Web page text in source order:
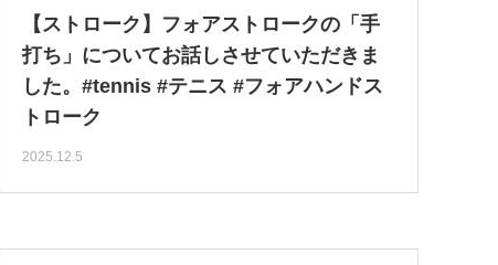
【ストローク】フォアストロークの「手
打ち」についてお話しさせていただきま
した。#tennis #テニス #フォアハンドス
トローク
2025.12.5